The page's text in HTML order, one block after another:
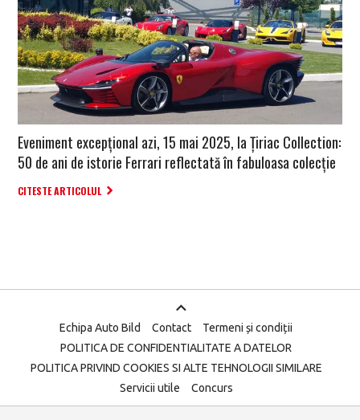
Eveniment excepțional azi, 15 mai 2025, la Țiriac Collection:
50 de ani de istorie Ferrari reflectată în fabuloasa colecție
CITESTE ARTICOLUL
Echipa Auto Bild Contact
Termeni și condiții
POLITICA DE CONFIDENTIALITATE A DATELOR
POLITICA PRIVIND COOKIES SI ALTE TEHNOLOGII SIMILARE
Servicii utile
Concurs